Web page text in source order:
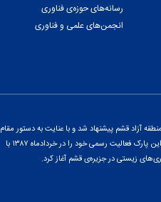
رسانه‌های حوزه‌ی فناوری
انجمن‌های علمی و فناوری
آزاد قشم پیشنهاد شد و با عنایت به دستور مقام
معظم رهبری و پس از ارائه‌ی گزارشی از پتانسیل‌های منطقه، این پارک فعالیت رسمی خود را در خردادماه ۱۳۸۷ با
زیستی در جزیره‌ی قشم آغاز کرد.